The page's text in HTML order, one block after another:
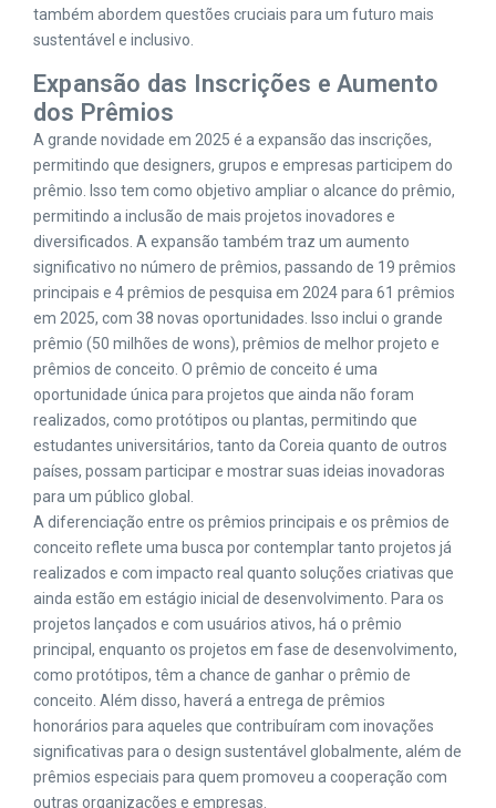
também abordem questões cruciais para um futuro mais
sustentável e inclusivo.
Expansão das Inscrições e Aumento
dos Prêmios
A grande novidade em 2025 é a expansão das inscrições,
permitindo que designers, grupos e empresas participem do
prêmio. Isso tem como objetivo ampliar o alcance do prêmio,
permitindo a inclusão de mais projetos inovadores e
diversificados. A expansão também traz um aumento
significativo no número de prêmios, passando de 19 prêmios
principais e 4 prêmios de pesquisa em 2024 para 61 prêmios
em 2025, com 38 novas oportunidades. Isso inclui o grande
prêmio (50 milhões de wons), prêmios de melhor projeto e
prêmios de conceito. O prêmio de conceito é uma
oportunidade única para projetos que ainda não foram
realizados, como protótipos ou plantas, permitindo que
estudantes universitários, tanto da Coreia quanto de outros
países, possam participar e mostrar suas ideias inovadoras
para um público global.
A diferenciação entre os prêmios principais e os prêmios de
conceito reflete uma busca por contemplar tanto projetos já
realizados e com impacto real quanto soluções criativas que
ainda estão em estágio inicial de desenvolvimento. Para os
projetos lançados e com usuários ativos, há o prêmio
principal, enquanto os projetos em fase de desenvolvimento,
como protótipos, têm a chance de ganhar o prêmio de
conceito. Além disso, haverá a entrega de prêmios
honorários para aqueles que contribuíram com inovações
significativas para o design sustentável globalmente, além de
prêmios especiais para quem promoveu a cooperação com
outras organizações e empresas.